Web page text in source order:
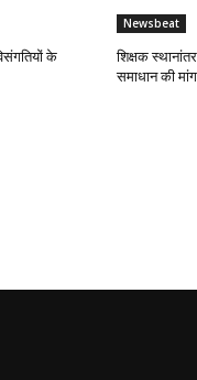
के
Newsbeat
शिक्षक
समाधान की मांग